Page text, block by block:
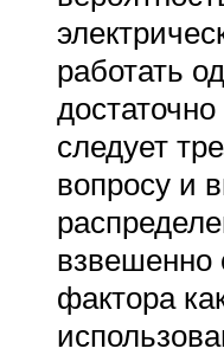
работать
следует
вопросу и
взвешенно
фактора